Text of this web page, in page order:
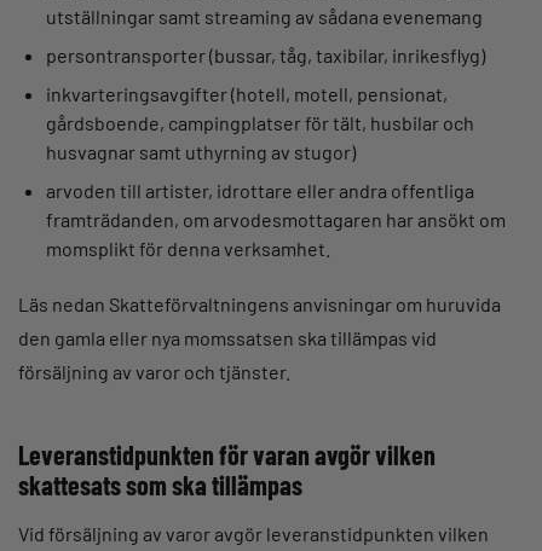
utställningar samt streaming av sådana evenemang
persontransporter (bussar, tåg, taxibilar, inrikesflyg)
inkvarteringsavgifter (hotell, motell, pensionat,
gårdsboende, campingplatser för tält, husbilar och
husvagnar samt uthyrning av stugor)
arvoden till artister, idrottare eller andra offentliga
framträdanden, om arvodesmottagaren har ansökt om
momsplikt för denna verksamhet.
Läs nedan Skatteförvaltningens anvisningar om huruvida
den gamla eller nya momssatsen ska tillämpas vid
försäljning av varor och tjänster.
Leveranstidpunkten för varan avgör vilken
skattesats som ska tillämpas
Vid försäljning av varor avgör leveranstidpunkten vilken